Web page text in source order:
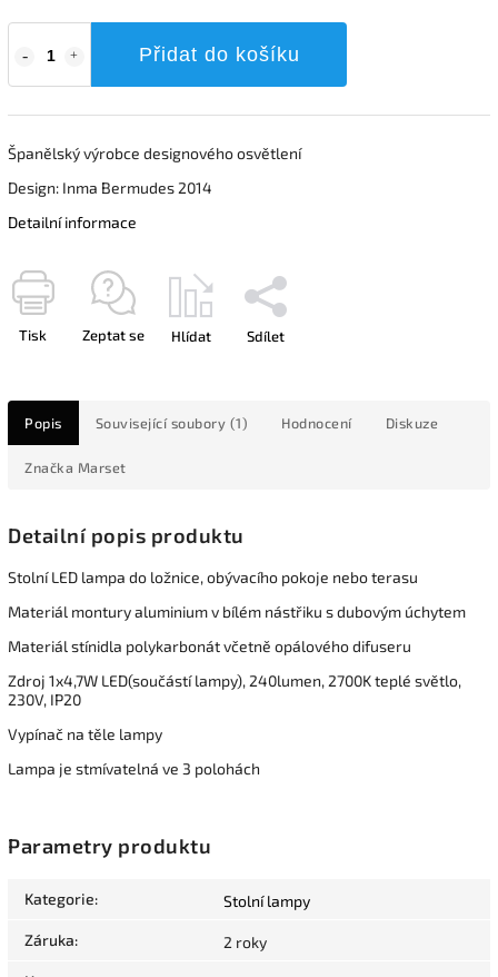
Přidat do košíku
Španělský výrobce designového osvětlení
Design: Inma Bermudes 2014
Detailní informace
Tisk Zeptat se Hlídat Sdílet
Popis Související soubory (1) Hodnocení Diskuze
Značka Marset
Detailní popis produktu
Stolní LED lampa do ložnice, obývacího pokoje nebo terasu
Materiál montury aluminium v bílém nástřiku s dubovým úchytem
Materiál stínidla polykarbonát včetně opálového difuseru
Zdroj 1x4,7W LED(součástí lampy), 240lumen, 2700K teplé světlo,
230V, IP20
Vypínač na těle lampy
Lampa je stmívatelná ve 3 polohách
Parametry produktu
Kategorie: Stolní lampy
Záruka: 2 roky